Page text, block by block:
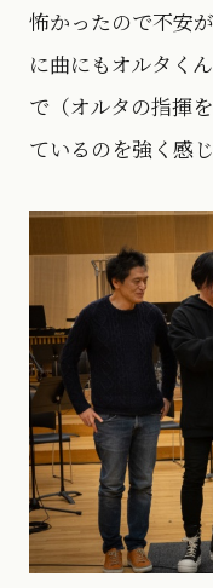
怖かったので不安
に曲にもオルタく
で（オルタの指揮
ているのを強く感じ